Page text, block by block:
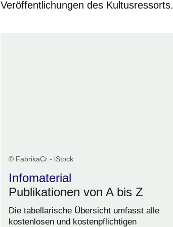
Veröffentlichungen des Kultusressorts.
© FabrikaCr - iStock
Infomaterial
Publikationen von A bis Z
Die tabellarische Übersicht umfasst alle
kostenlosen und kostenpflichtigen